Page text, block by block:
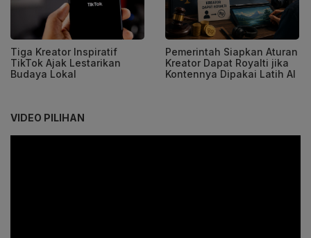
Tiga Kreator Inspiratif
TikTok Ajak Lestarikan
Budaya Lokal
Pemerintah Siapkan Aturan
Kreator Dapat Royalti jika
Kontennya Dipakai Latih AI
VIDEO PILIHAN